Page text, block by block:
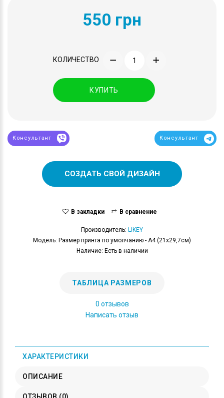
550 грн
КОЛИЧЕСТВО
КУПИТЬ
Консультант Консультант
СОЗДАТЬ СВОЙ ДИЗАЙН
В закладки В сравнение
Производитель: LIKEY
Модель: Размер принта по умолчанию - А4 (21x29,7см)
Наличие: Есть в наличии
ТАБЛИЦА РАЗМЕРОВ
0 отзывов
Написать отзыв
ХАРАКТЕРИСТИКИ
ОПИСАНИЕ
ОТЗЫВОВ (0)